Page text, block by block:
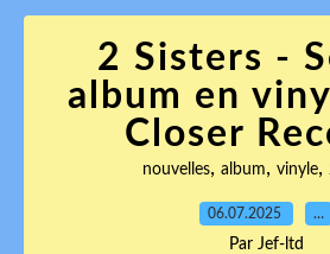
2 Sisters -
album en
Closer
nouvelles, album, vinyle,
06.07.2025 …
Par Jef-ltd